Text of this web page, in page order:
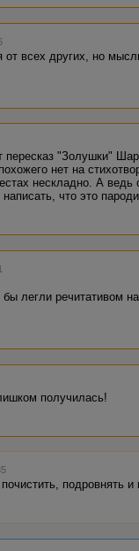
от всех других, но
пересказ "Золушки"
нет на
нескладно. А ведь
что это
легли речитативом
получилась!
подровнять